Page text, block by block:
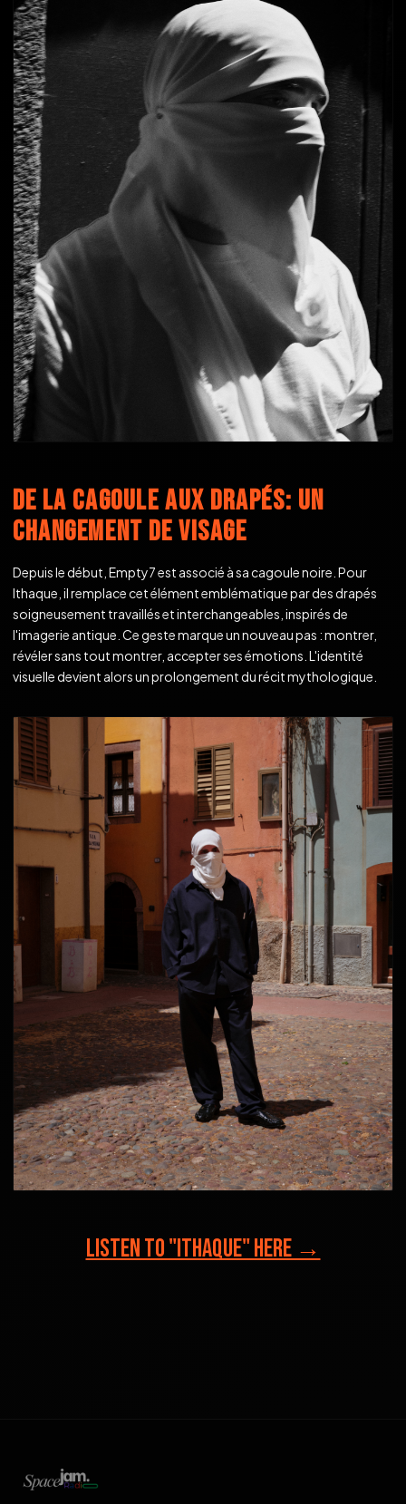
DE LA CAGOULE AUX DRAPÉS: UN
CHANGEMENT DE VISAGE
Depuis le début, Empty7 est associé à sa cagoule noire. Pour
Ithaque, il remplace cet élément emblématique par des drapés
soigneusement travaillés et interchangeables, inspirés de
l'imagerie antique. Ce geste marque un nouveau pas : montrer,
révéler sans tout montrer, accepter ses émotions. L'identité
visuelle devient alors un prolongement du récit mythologique.
LISTEN TO "ITHAQUE" HERE →